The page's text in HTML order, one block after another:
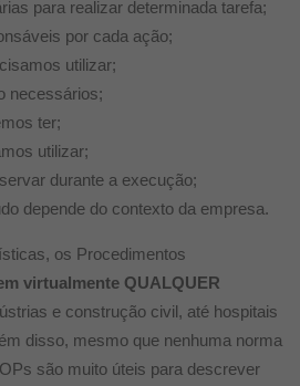
para realizar determinada tarefa;
por cada ação;
utilizar;
necessários;
ter;
utilizar;
durante a execução;
depende do contexto da empresa.
os Procedimentos
virtualmente QUALQUER
e construção civil, até hospitais
disso, mesmo que nenhuma norma
são muito úteis para descrever